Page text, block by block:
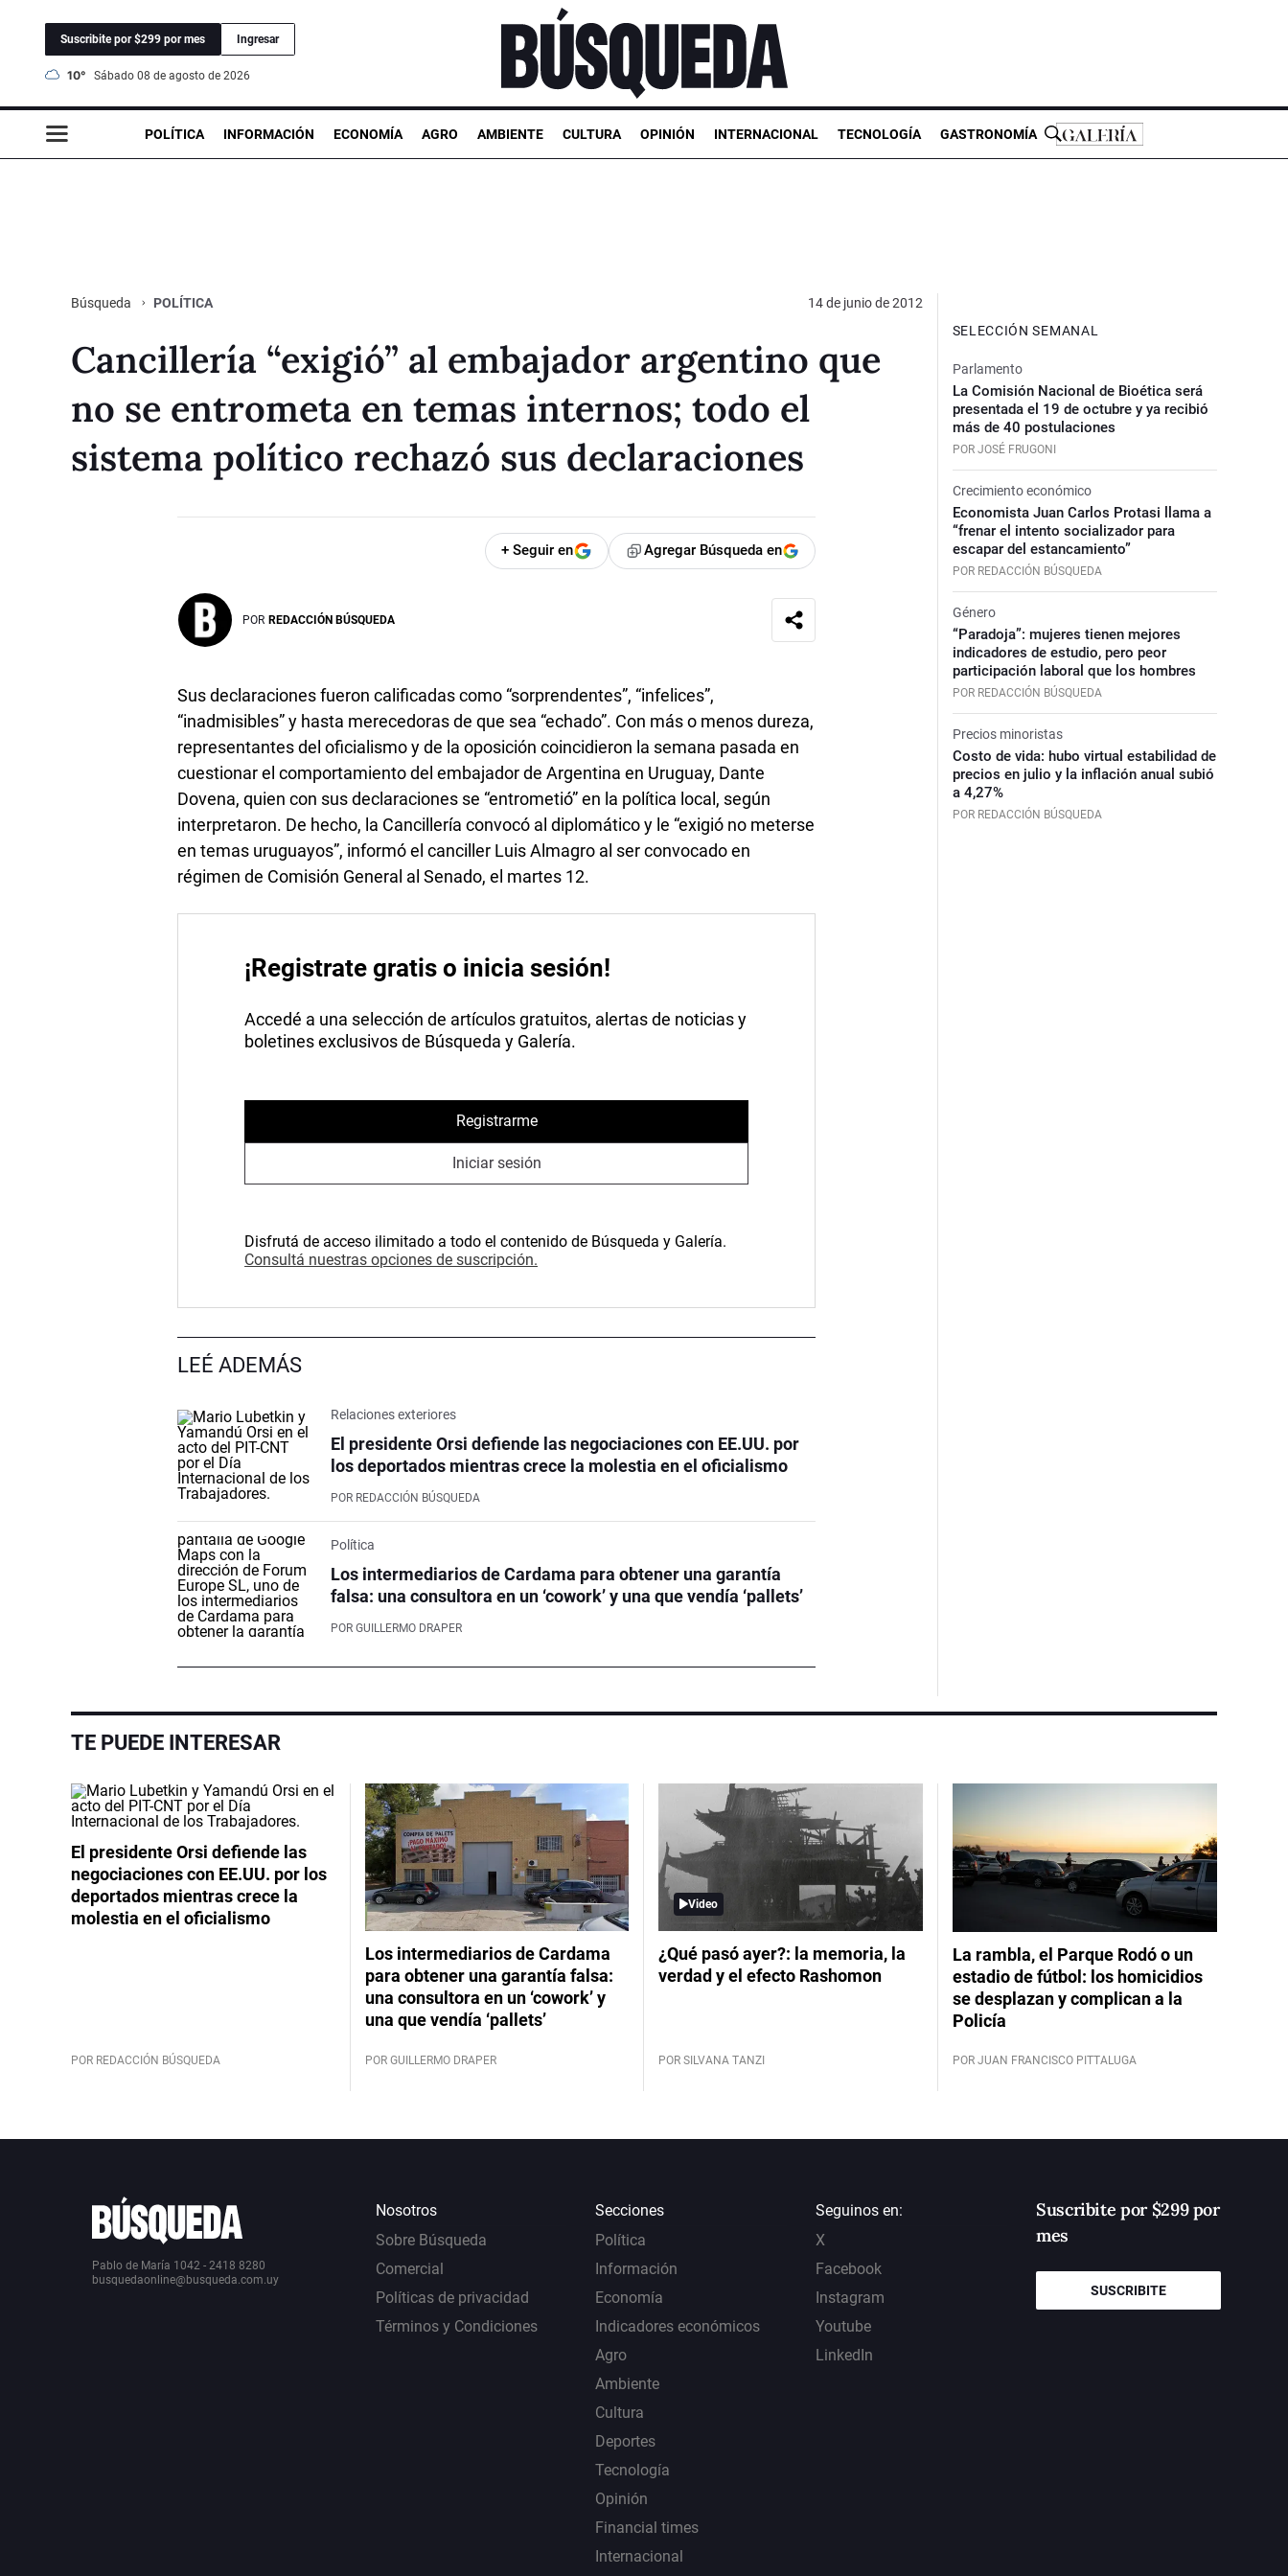
Suscribite por $299 por mes Ingresar
10° sábado 08 de agosto de 2026
POLÍTICA INFORMACIÓN ECONOMÍA AGRO AMBIENTE CULTURA OPINIÓN INTERNACIONAL TECNOLOGÍA GASTRONOMÍA
Búsqueda POLÍTICA 14 de junio de 2012
Cancillería “exigió” al embajador argentino que
no se entrometa en temas internos; todo el
sistema político rechazó sus declaraciones
+ Seguir en Agregar Búsqueda en
POR REDACCIÓN BÚSQUEDA
Sus declaraciones fueron calificadas como “sorprendentes”, “infelices”,
“inadmisibles” y hasta merecedoras de que sea “echado”. Con más o menos dureza,
representantes del oficialismo y de la oposición coincidieron la semana pasada en
cuestionar el comportamiento del embajador de Argentina en Uruguay, Dante
Dovena, quien con sus declaraciones se “entrometió” en la política local, según
interpretaron. De hecho, la Cancillería convocó al diplomático y le “exigió no meterse
en temas uruguayos”, informó el canciller Luis Almagro al ser convocado en
régimen de Comisión General al Senado, el martes 12.
¡Registrate gratis o inicia sesión!
Accedé a una selección de artículos gratuitos, alertas de noticias y
boletines exclusivos de Búsqueda y Galería.
Registrarme
Iniciar sesión
Disfrutá de acceso ilimitado a todo el contenido de Búsqueda y Galería.
Consultá nuestras opciones de suscripción.
LEÉ ADEMÁS
Relaciones exteriores
El presidente Orsi defiende las negociaciones con EE.UU. por
los deportados mientras crece la molestia en el oficialismo
POR REDACCIÓN BÚSQUEDA
Política
Los intermediarios de Cardama para obtener una garantía
falsa: una consultora en un ‘cowork’ y una que vendía ‘pallets’
POR GUILLERMO DRAPER
SELECCIÓN SEMANAL
Parlamento
La Comisión Nacional de Bioética será
presentada el 19 de octubre y ya recibió
más de 40 postulaciones
POR JOSÉ FRUGONI
Crecimiento económico
Economista Juan Carlos Protasi llama a
“frenar el intento socializador para
escapar del estancamiento”
POR REDACCIÓN BÚSQUEDA
Género
“Paradoja”: mujeres tienen mejores
indicadores de estudio, pero peor
participación laboral que los hombres
POR REDACCIÓN BÚSQUEDA
Precios minoristas
Costo de vida: hubo virtual estabilidad de
precios en julio y la inflación anual subió
a 4,27%
POR REDACCIÓN BÚSQUEDA
TE PUEDE INTERESAR
El presidente Orsi defiende las
negociaciones con EE.UU. por los
deportados mientras crece la
molestia en el oficialismo
POR REDACCIÓN BÚSQUEDA
Los intermediarios de Cardama
para obtener una garantía falsa:
una consultora en un ‘cowork’ y
una que vendía ‘pallets’
POR GUILLERMO DRAPER
Video
¿Qué pasó ayer?: la memoria, la
verdad y el efecto Rashomon
POR SILVANA TANZI
La rambla, el Parque Rodó o un
estadio de fútbol: los homicidios
se desplazan y complican a la
Policía
POR JUAN FRANCISCO PITTALUGA
Pablo de María 1042 - 2418 8280
busquedaonline@busqueda.com.uy
Nosotros
Sobre Búsqueda
Comercial
Políticas de privacidad
Términos y Condiciones
Secciones
Política
Información
Economía
Indicadores económicos
Agro
Ambiente
Cultura
Deportes
Tecnología
Opinión
Financial times
Internacional
Seguinos en:
X
Facebook
Instagram
Youtube
LinkedIn
Suscribite por $299 por
mes
SUSCRIBITE